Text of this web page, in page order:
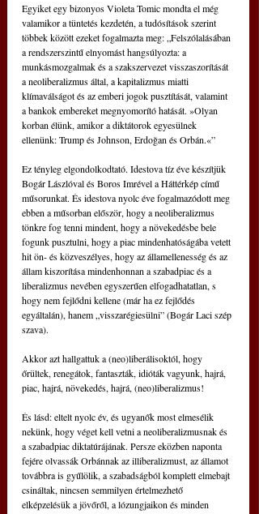
Egyiket egy bizonyos Violeta Tomic mondta el még
valamikor a tüntetés kezdetén, a tudósítások szerint
többek között ezeket fogalmazta meg: „Felszólalásában
a rendszerszintű elnyomást hangsúlyozta: a
munkásmozgalmak és a szakszervezet visszaszorítását
a neoliberalizmus által, a kapitalizmus miatti
klímaválságot és az emberi jogok pusztítását, valamint
a bankok embereket megnyomorító hatását. »Olyan
korban élünk, amikor a diktátorok egyesülnek
ellenünk: Trump és Johnson, Erdoğan és Orbán.«”
Ez tényleg elgondolkodtató. Idestova tíz éve készítjük
Bogár Lászlóval és Boros Imrével a Háttérkép című
műsorunkat. És idestova nyolc éve fogalmazódott meg
ebben a műsorban először, hogy a neoliberalizmus
tönkre fog tenni mindent, hogy a növekedésbe bele
fogunk pusztulni, hogy a piac mindenhatóságába vetett
hit ön- és közveszélyes, hogy az államellenesség és az
állam kiszorítása mindenhonnan a szabadpiac és a
liberalizmus nevében egyszerűen elfogadhatatlan, s
hogy nem fejlődni kellene (már ha ez fejlődés
egyáltalán), hanem „visszarégiesülni” (Bogár Laci szép
szava).
Akkor azt hallgattuk a (neo)liberálisoktól, hogy
őrültek, renegátok, fantaszták, idió­ták vagyunk, hajrá,
piac, hajrá, növekedés, hajrá, (neo)liberalizmus!
És lásd: eltelt nyolc év, és ugyanők most elmesélik
nekünk, hogy véget kell vetni a neoliberalizmusnak és
a szabadpiac diktatúrájának. Persze eközben naponta
fejére olvassák Orbánnak az illiberalizmust, az államot
továbbra is gyűlölik, a szabadságból komplett elmebajt
csináltak, nincsen semmilyen értelmezhető
elképzelésük a jövőről, a lózungjai­kon és minden